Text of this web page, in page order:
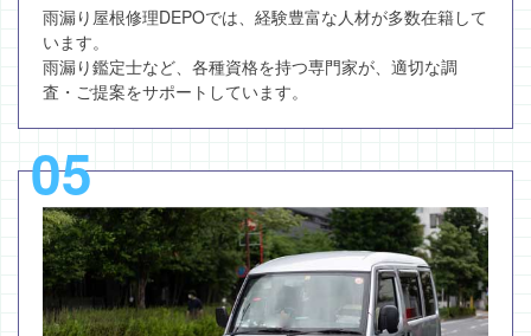
雨漏り屋根修理DEPOでは、経験豊富な人材が多数在籍して
います。
雨漏り鑑定士など、各種資格を持つ専門家が、適切な調
査・ご提案をサポートしています。
05